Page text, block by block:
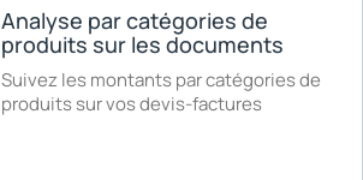
Analyse par catégories de
produits sur les documents
Suivez les montants par catégories de
produits sur vos devis-factures